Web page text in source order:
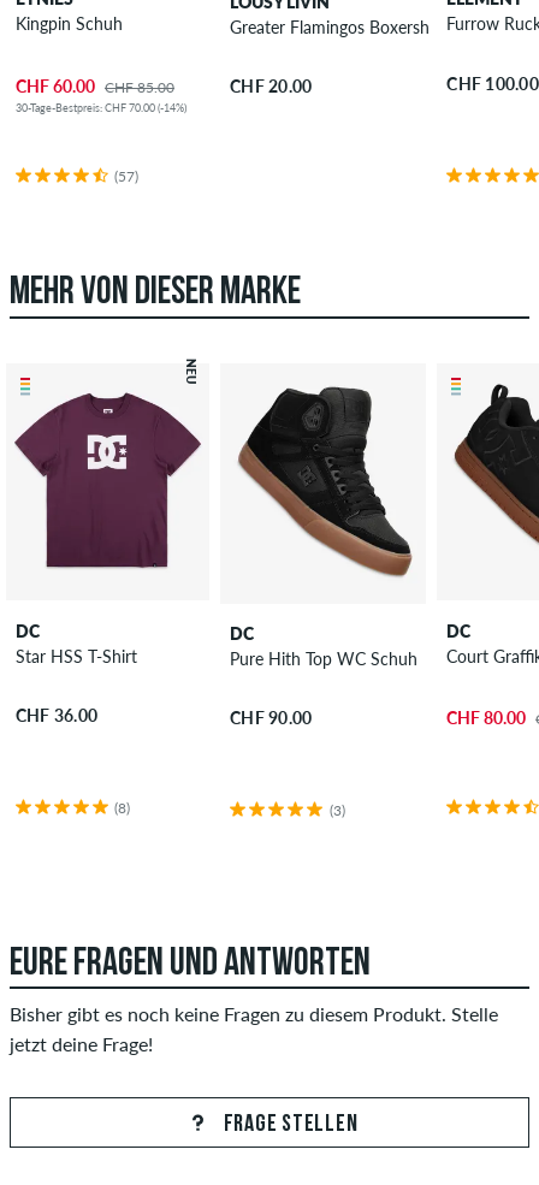
Kingpin Schuh
CHF 60.00 CHF 85.00
30-Tage-Bestpreis: CHF 70.00 (-14%)
(57)
Greater Flamingos Boxershorts
CHF 20.00
Furrow
CHF 100.00
MEHR VON DIESER MARKE
NEU
DC
Star HSS T-Shirt
CHF 36.00
(8)
DC
Pure Hith Top WC Schuh
CHF 90.00
(3)
DC
Court
CHF 80.00
EURE FRAGEN UND ANTWORTEN
Bisher gibt es noch keine Fragen zu diesem Produkt. Stelle
jetzt deine Frage!
FRAGE STELLEN